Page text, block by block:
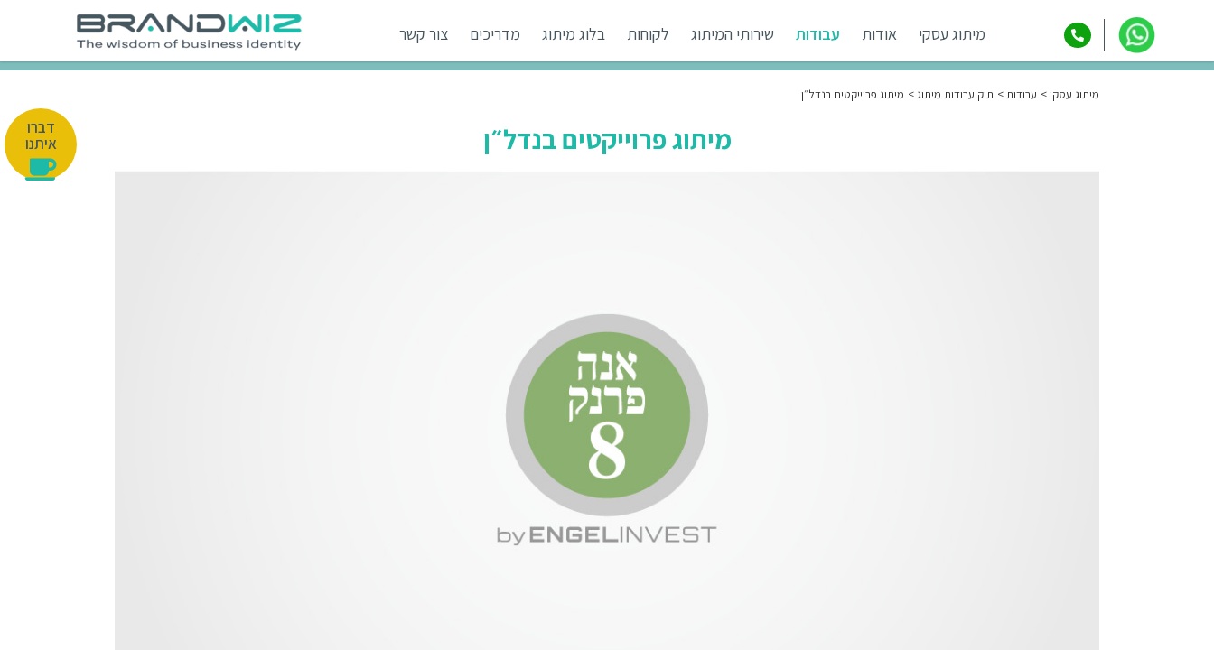
מיתוג עסקי אודות עבודות שירותי המיתוג לקוחות בלוג מיתוג מדריכים צור קשר
מיתוג עסקי עבודות תיק עבודות מיתוג מיתוג פרוייקטים בנדל״ן
מיתוג פרוייקטים בנדל״ן
דברו
איתנו